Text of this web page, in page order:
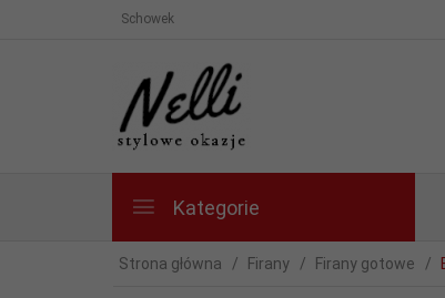
Schowek
Kategorie
Strona główna Firany Firany gotowe